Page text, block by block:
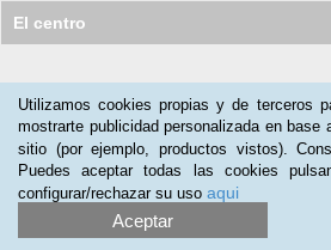
El centro
Maria Sanchez(08-06-2017)
es bueno el contenido de la formación
Curso
Utilizamos cookies propias y de terceros
mostrarte publicidad personalizada en base
sitio (por ejemplo, productos vistos).
Puedes aceptar todas las cookies
configurar/rechazar su uso aqui
Aceptar